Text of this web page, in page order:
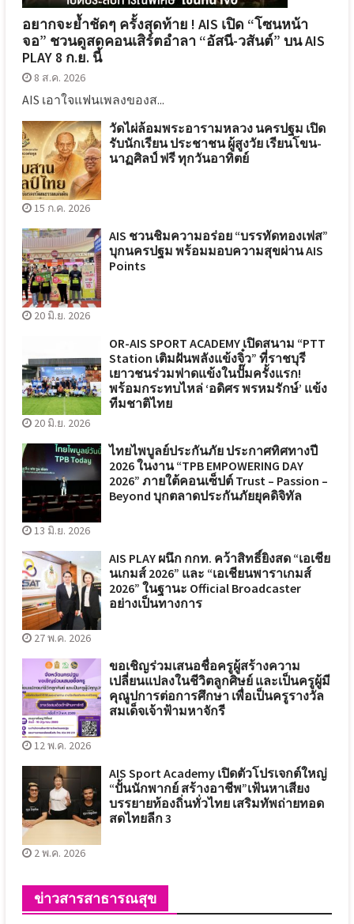
อยากจะย้ำชัดๆ ครั้งสุดท้าย ! AIS เปิด “โซนหน้า
จอ” ชวนดูสดคอนเสิร์ตอำลา “อัสนี-วสันต์” บน AIS
PLAY 8 ก.ย. นี้
8 ส.ค. 2026
AIS เอาใจแฟนเพลงของส...
วัดไผ่ล้อมพระอารามหลวง นครปฐม เปิด
รับนักเรียน ประชาชน ผู้สูงวัย เรียนโขน-
นาฏศิลป์ ฟรี ทุกวันอาทิตย์
15 ก.ค. 2026
AIS ชวนชิมความอร่อย “บรรทัดทองเฟส”
บุกนครปฐม พร้อมมอบความสุขผ่าน AIS
Points
20 มิ.ย. 2026
OR-AIS SPORT ACADEMY เปิดสนาม “PTT
Station เติมฝันพลังแข้งจิ๋ว” ที่ราชบุรี
เยาวชนร่วมฟาดแข้งในปั๊มครั้งแรก!
พร้อมกระทบไหล่ ‘อดิศร พรหมรักษ์’ แข้ง
ทีมชาติไทย
20 มิ.ย. 2026
ไทยไพบูลย์ประกันภัย ประกาศทิศทางปี
2026 ในงาน “TPB EMPOWERING DAY
2026” ภายใต้คอนเซ็ปต์ Trust – Passion –
Beyond บุกตลาดประกันภัยยุคดิจิทัล
13 มิ.ย. 2026
AIS PLAY ผนึก กกท. คว้าสิทธิ์ยิงสด “เอเชีย
นเกมส์ 2026” และ “เอเชียนพาราเกมส์
2026” ในฐานะ Official Broadcaster
อย่างเป็นทางการ
27 พ.ค. 2026
ขอเชิญร่วมเสนอชื่อครูผู้สร้างความ
เปลี่ยนแปลงในชีวิตลูกศิษย์ และเป็นครูผู้มี
คุณูปการต่อการศึกษา เพื่อเป็นครูรางวัล
สมเด็จเจ้าฟ้ามหาจักรี
12 พ.ค. 2026
AIS Sport Academy เปิดตัวโปรเจกต์ใหญ่
“ปั้นนักพากย์ สร้างอาชีพ”เฟ้นหาเสียง
บรรยายท้องถิ่นทั่วไทย เสริมทัพถ่ายทอด
สดไทยลีก 3
2 พ.ค. 2026
ข่าวสารสาธารณสุข